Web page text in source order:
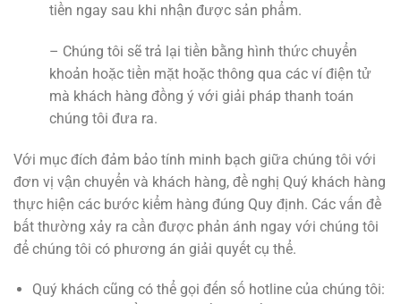
tiền ngay sau khi nhận được sản phẩm.
– Chúng tôi sẽ trả lại tiền bằng hình thức chuyển
khoản hoặc tiền mặt hoặc thông qua các ví điện tử
mà khách hàng đồng ý với giải pháp thanh toán
chúng tôi đưa ra.
Với mục đích đảm bảo tính minh bạch giữa chúng tôi với
đơn vị vận chuyển và khách hàng, đề nghị Quý khách hàng
thực hiện các bước kiểm hàng đúng Quy định. Các vấn đề
bất thường xảy ra cần được phản ánh ngay với chúng tôi
để chúng tôi có phương án giải quyết cụ thể.
Quý khách cũng có thể gọi đến số hotline của chúng tôi: